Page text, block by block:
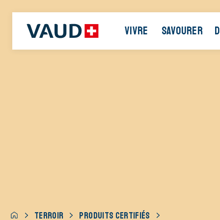
VIVRE SAVOURER
TERROIR PRODUITS CERTIFIÉS